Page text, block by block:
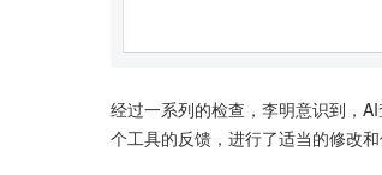
经过一系列的检查，李明意识到，
个工具的反馈，进行了适当的修改